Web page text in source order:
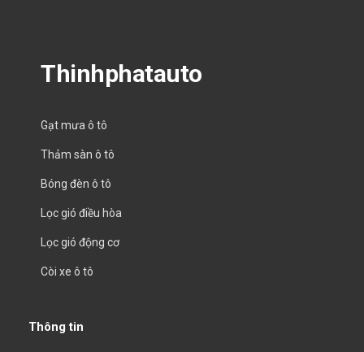
Thinhphatauto
Gạt mưa ô tô
Thảm sàn ô tô
Bóng đèn ô tô
Lọc gió điều hòa
Lọc gió động cơ
Còi xe ô tô
Thông tin